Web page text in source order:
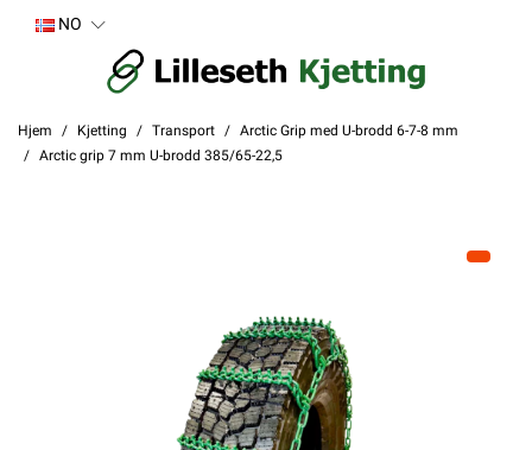
NO
Hjem Kjetting Transport
Arctic Grip med U-brodd 6-7-8 mm
Arctic grip 7 mm U-brodd 385/65-22,5